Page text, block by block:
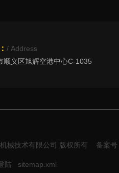
/ Address
顺义区旭辉空港中心C-1035
械技术有限公司 版权所有 备案
陆 sitemap.xml